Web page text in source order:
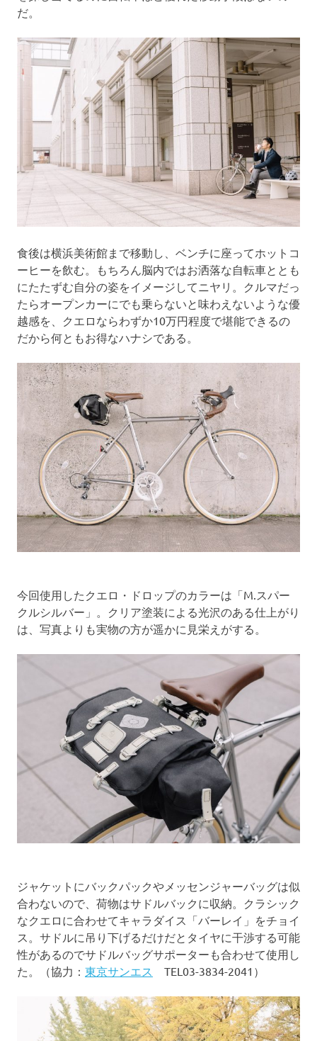
だ。
食後は横浜美術館まで移動し、ベンチに座ってホットコ
ーヒーを飲む。もちろん脳内ではお洒落な自転車ととも
にたたずむ自分の姿をイメージしてニヤリ。クルマだっ
たらオープンカーにでも乗らないと味わえないような優
越感を、クエロならわずか10万円程度で堪能できるの
だから何ともお得なハナシである。
今回使用したクエロ・ドロップのカラーは「M.スパー
クルシルバー」。クリア塗装による光沢のある仕上がり
は、写真よりも実物の方が遥かに見栄えがする。
ジャケットにバックパックやメッセンジャーバッグは似
合わないので、荷物はサドルバックに収納。クラシック
なクエロに合わせてキャラダイス「バーレイ」をチョイ
ス。サドルに吊り下げるだけだとタイヤに干渉する可能
性があるのでサドルバッグサポーターも合わせて使用し
た。（協力： 東京サンエス TEL03-3834-2041）